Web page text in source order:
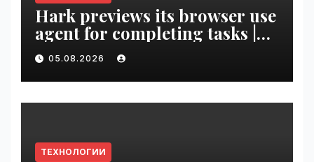
Hark previews its browser use
agent for completing tasks |
VseTime.ru
05.08.2026
ТЕХНОЛОГИИ